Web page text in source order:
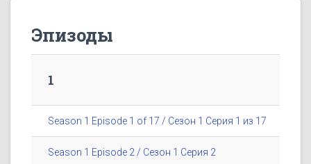
Эпизоды
1
Season 1 Episode 1 of 17 / Сезон 1 Серия 1 из 17
Season 1 Episode 2 / Сезон 1 Серия 2